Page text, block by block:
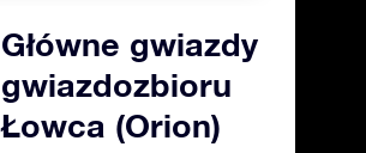
Główne gwiazdy
gwiazdozbioru
Łowca (Orion)